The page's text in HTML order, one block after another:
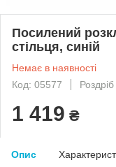
Посилений
стільця, синій
Немає в наявності
Код: 05577
Роздріб
1 419 ₴
Опис